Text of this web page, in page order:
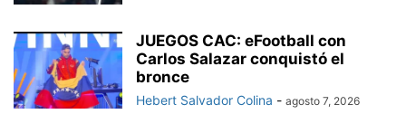
JUEGOS CAC: eFootball con
Carlos Salazar conquistó el
bronce
Hebert Salvador Colina - agosto 7, 2026